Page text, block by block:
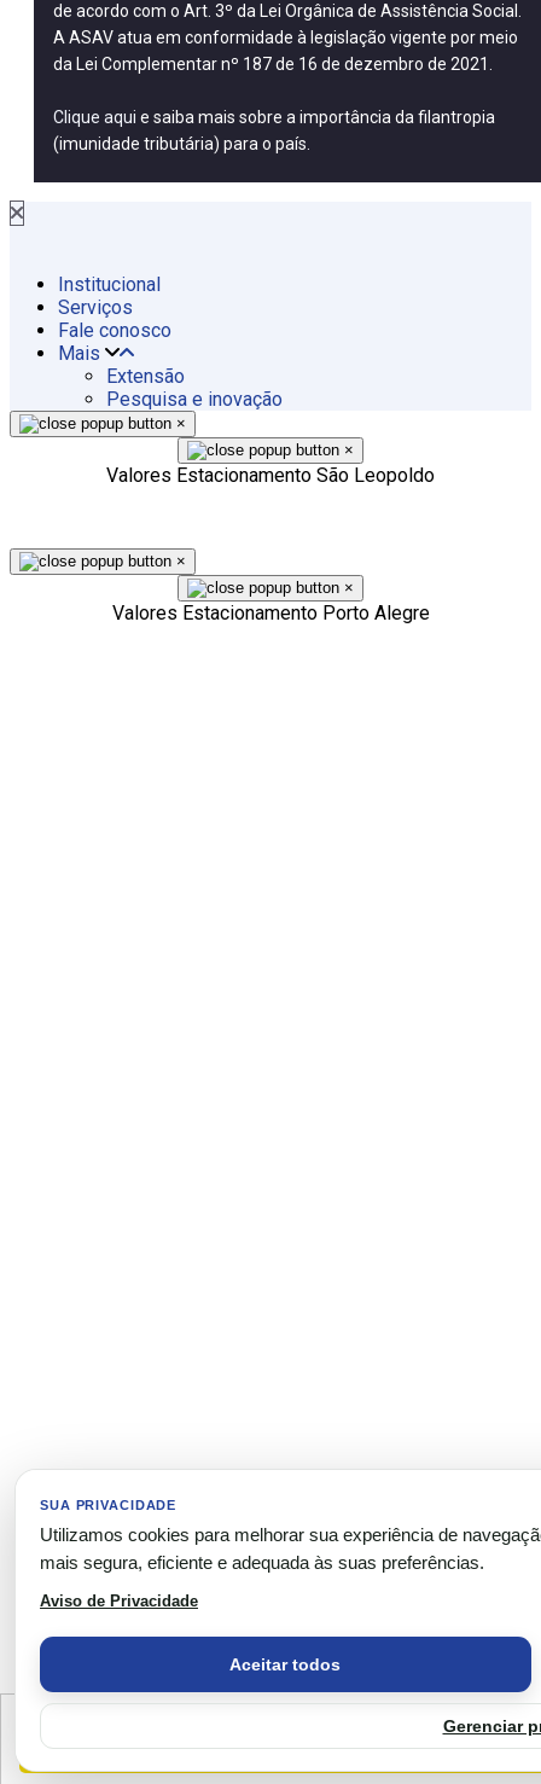
This website uses cookies to ensure you get the best experience on our website.
de acordo com o Art. 3º da Lei Orgânica de Assistência Social.
A ASAV atua em conformidade à legislação vigente por meio
da Lei Complementar nº 187 de 16 de dezembro de 2021.
Clique aqui e saiba mais sobre a importância da filantropia
(imunidade tributária) para o país.
Institucional
Serviços
Fale conosco
Mais
Extensão
Pesquisa e inovação
×
×
Valores Estacionamento São Leopoldo
×
×
Valores Estacionamento Porto Alegre
SUA PRIVACIDADE
Utilizamos cookies para melhorar sua experiência de
mais segura, eficiente e adequada às suas preferências.
Aviso de Privacidade
Aceitar todos
Gerenciar